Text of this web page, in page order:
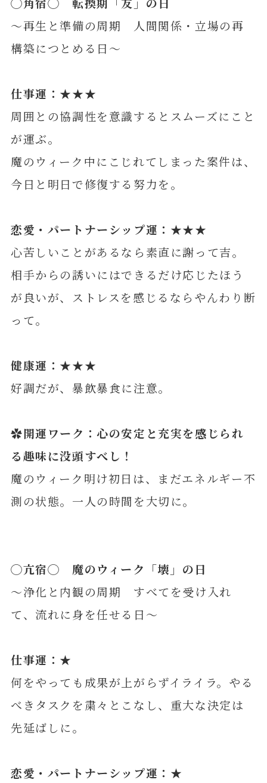
～再生と準備の周期 人間関係・立場の再
構築につとめる日～
仕事運：★★★
周囲との協調性を意識するとスムーズにこと
が運ぶ。
魔のウィーク中にこじれてしまった案件は、
今日と明日で修復する努力を。
恋愛・パートナーシップ運：★★★
心苦しいことがあるなら素直に謝って吉。
相手からの誘いにはできるだけ応じたほう
が良いが、ストレスを感じるならやんわり断
って。
健康運：★★★
好調だが、暴飲暴食に注意。
✿開運ワーク：心の安定と充実を感じられ
る趣味に没頭すべし！
魔のウィーク明け初日は、まだエネルギー不
測の状態。一人の時間を大切に。
◯亢宿◯ 魔のウィーク「壊」の日
～浄化と内観の周期 すべてを受け入れ
て、流れに身を任せる日～
仕事運：★
何をやっても成果が上がらずイライラ。やる
べきタスクを粛々とこなし、重大な決定は
先延ばしに。
恋愛・パートナーシップ運：★